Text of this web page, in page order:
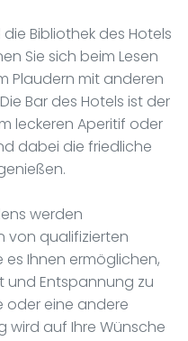
Bibliothek des Hotels
Sie sich beim Lesen
Plaudern mit anderen
Bar des Hotels ist der
leckeren Aperitif oder
dabei die friedliche
werden
von qualifizierten
Ihnen ermöglichen,
und Entspannung zu
oder eine andere
wird auf Ihre Wünsche